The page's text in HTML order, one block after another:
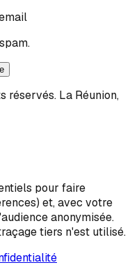
La Réunion,
pour faire
et, avec votre
anonymisée.
tiers n'est utilisé.